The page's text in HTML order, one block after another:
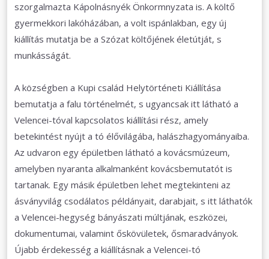
szorgalmazta Kápolnásnyék Önkormnyzata is. A költő
gyermekkori lakóházában, a volt ispánlakban, egy új
kiállítás mutatja be a Szózat költőjének életútját, s
munkásságát.
A községben a Kupi család Helytörténeti Kiállítása
bemutatja a falu történelmét, s ugyancsak itt látható a
Velencei-tóval kapcsolatos kiállítási rész, amely
betekintést nyújt a tó élővilágába, halászhagyományaiba.
Az udvaron egy épületben látható a kovácsmúzeum,
amelyben nyaranta alkalmanként kovácsbemutatót is
tartanak. Egy másik épületben lehet megtekinteni az
ásványvilág csodálatos példányait, darabjait, s itt láthatók
a Velencei-hegység bányászati múltjának, eszközei,
dokumentumai, valamint őskövületek, ősmaradványok.
Újabb érdekesség a kiállításnak a Velencei-tó